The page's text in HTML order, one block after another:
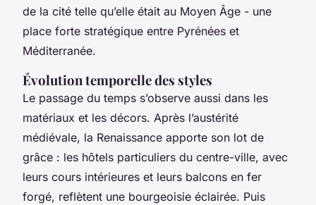
de la cité telle qu’elle était au Moyen Âge - une
place forte stratégique entre Pyrénées et
Méditerranée.
Évolution temporelle des styles
Le passage du temps s’observe aussi dans les
matériaux et les décors. Après l’austérité
médiévale, la Renaissance apporte son lot de
grâce : les hôtels particuliers du centre-ville, avec
leurs cours intérieures et leurs balcons en fer
forgé, reflètent une bourgeoisie éclairée. Puis